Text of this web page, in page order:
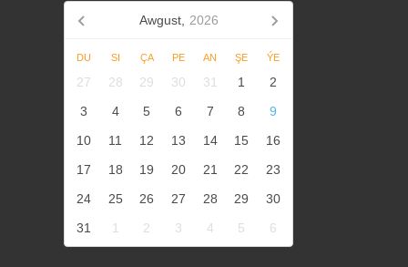
Awgust, 2026
DU SI ÇA PE AN ŞE ÝE
27 28 29 30 31 1
2
3
4 5 6 7 8
9
10
11 12 13 14 15
16
17
18 19 20 21 22
23
24
25 26 27 28 29
30
31
1 2 3 4 5 6